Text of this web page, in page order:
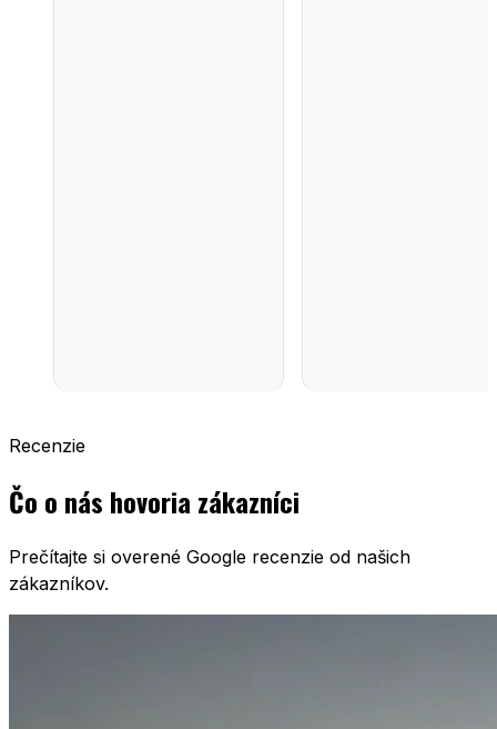
Recenzie
Čo o nás hovoria zákazníci
Prečítajte si overené Google recenzie od našich
zákazníkov.